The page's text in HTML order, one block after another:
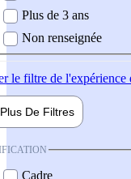
Plus de 3 ans
Non renseignée
le filtre de l'expérience
Plus De Filtres
Cadre